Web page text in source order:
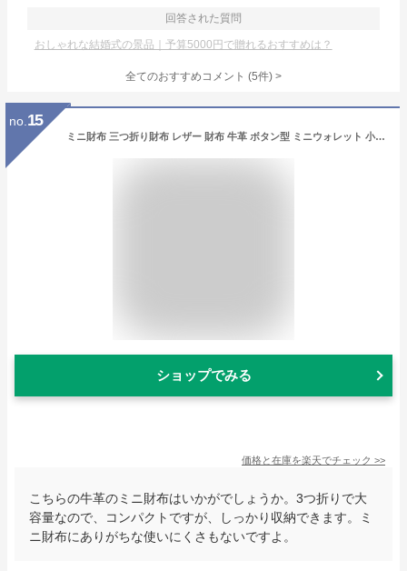
回答された質問
おしゃれな結婚式の景品｜予算5000円で贈れるおすすめは？
全てのおすすめコメント (5件) >
no. 15
ミニ財布 三つ折り財布 レザー 財布 牛革 ボタン型 ミニウォレット 小銭入れ カード入れ 小さい財布 メンズ レディース MALTA ブランド 大容量 モノトーン シンプル ゴールド シルバー ブラック グレー 3つ折り コンパクト 送料無料 ギフト 対応 S
ショップでみる
価格と在庫を楽天でチェック >>
こちらの牛革のミニ財布はいかがでしょうか。3つ折りで大
容量なので、コンパクトですが、しっかり収納できます。ミ
ニ財布にありがちな使いにくさもないですよ。